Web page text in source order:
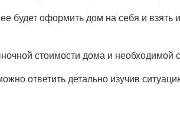
будет оформить дом на себя и взять
стоимости дома и необходимой
ответить детально изучив